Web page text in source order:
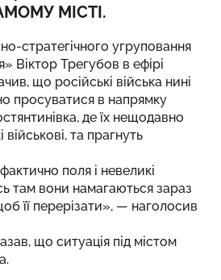
МІСТІ.
стратегічного угруповання
Віктор Трегубов вефірі
що російські війська нині
просуватися в напрямку
де їх нещодавно
військові, та прагнуть
поля і невеликі
там вони намагаються зараз
її перерізати», — наголосив
що ситуація під містом